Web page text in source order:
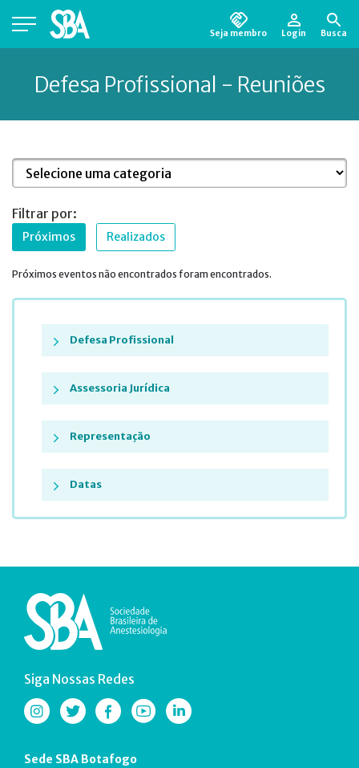
Seja membro Login Busca
para encontrá-lo.
Defesa Profissional - Reuniões
Defesa Profissional
Assessoria Jurídica
Representação
Datas
Filtrar por:
Próximos Realizados
Próximos eventos não encontrados foram encontrados.
Siga Nossas Redes
Sede SBA Botafogo